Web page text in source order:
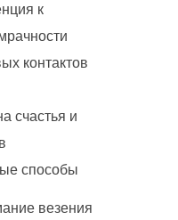
к
контактов
счастья и
способы
везения